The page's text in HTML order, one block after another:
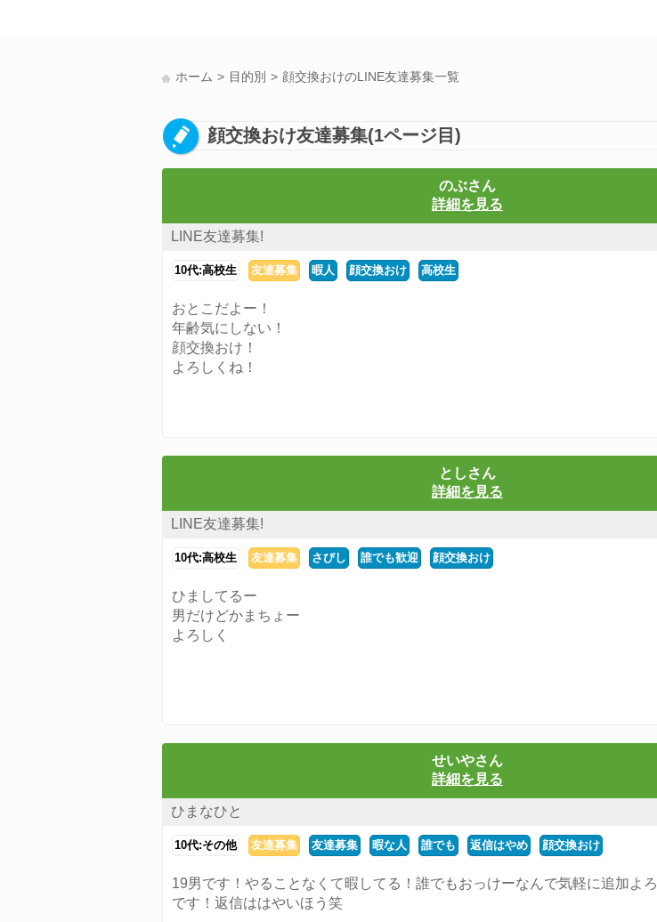
ホーム 目的別 顔交換おけのLINE友達募集一覧
顔交換おけ友達募集(1ページ目)
のぶさん
詳細を見る
LINE友達募集!
10代:高校生 友達募集 暇人 顔交換おけ 高校生
おとこだよー！
年齢気にしない！
顔交換おけ！
よろしくね！
としさん
詳細を見る
LINE友達募集!
10代:高校生 友達募集 さびし 誰でも歓迎 顔交換おけ
ひましてるー
男だけどかまちょー
よろしく
せいやさん
詳細を見る
ひまなひと
10代:その他 友達募集 友達募集 暇な人 誰でも 返信はやめ 顔交換おけ
19男です！やることなくて暇してる！誰でもおっけーなんで気軽に追加よろ
です！返信ははやいほう笑